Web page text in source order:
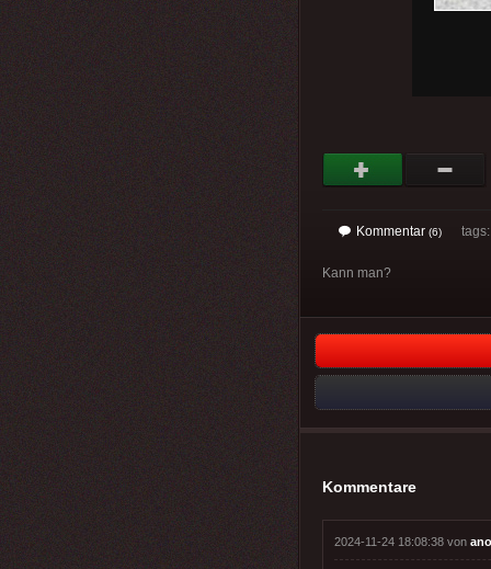
Kommentar (6) tags:
Kann man?
Kommentare
2024-11-24 18:08:38 von